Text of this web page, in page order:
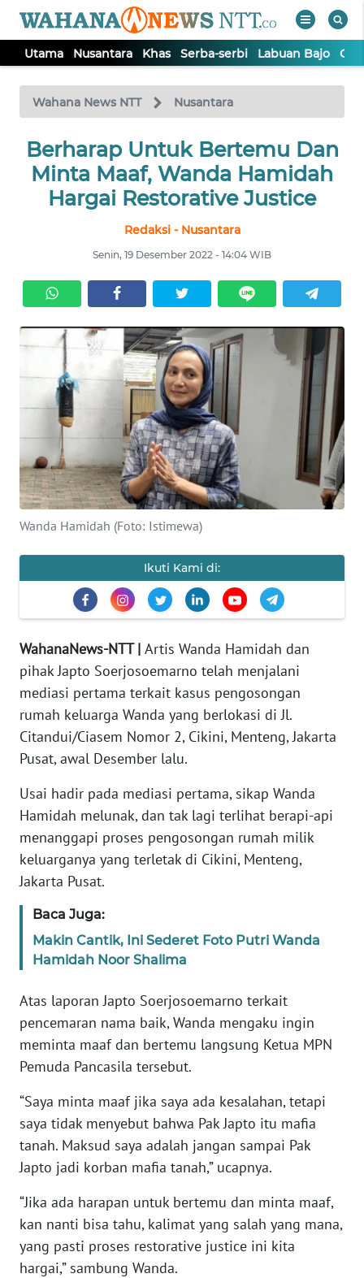
Utama Nusantara Khas Serba-serbi Labuan Bajo
Wahana News NTT Nusantara
Berharap Untuk Bertemu Dan
Minta Maaf, Wanda Hamidah
Hargai Restorative Justice
Redaksi - Nusantara
Senin, 19 Desember 2022 - 14:04 WIB
Wanda Hamidah (Foto: Istimewa)
Ikuti Kami di:
WahanaNews-NTT | Artis Wanda Hamidah dan
pihak Japto Soerjosoemarno telah menjalani
mediasi pertama terkait kasus pengosongan
rumah keluarga Wanda yang berlokasi di Jl.
Citandui/Ciasem Nomor 2, Cikini, Menteng, Jakarta
Pusat, awal Desember lalu.
Usai hadir pada mediasi pertama, sikap Wanda
Hamidah melunak, dan tak lagi terlihat berapi-api
menanggapi proses pengosongan rumah milik
keluarganya yang terletak di Cikini, Menteng,
Jakarta Pusat.
Baca Juga:
Makin Cantik, Ini Sederet Foto Putri Wanda
Hamidah Noor Shalima
Atas laporan Japto Soerjosoemarno terkait
pencemaran nama baik, Wanda mengaku ingin
meminta maaf dan bertemu langsung Ketua MPN
Pemuda Pancasila tersebut.
“Saya minta maaf jika saya ada kesalahan, tetapi
saya tidak menyebut bahwa Pak Japto itu mafia
tanah. Maksud saya adalah jangan sampai Pak
Japto jadi korban mafia tanah,” ucapnya.
“Jika ada harapan untuk bertemu dan minta maaf,
kan nanti bisa tahu, kalimat yang salah yang mana,
yang pasti proses restorative justice ini kita
hargai,” sambung Wanda.
TV
Tutup
UTAMA
NUSANTARA
SERBA-
SERBI
LABUAN
OPINI
Informasi
INDEKS
BERITA
TENTANG
KAMI
PEDOMAN
SIBER
REDAKSI
KARIR
Wahana
Regional
WN
SUMUT
WN
WN
JABAR
BANTEN
WN
NTT